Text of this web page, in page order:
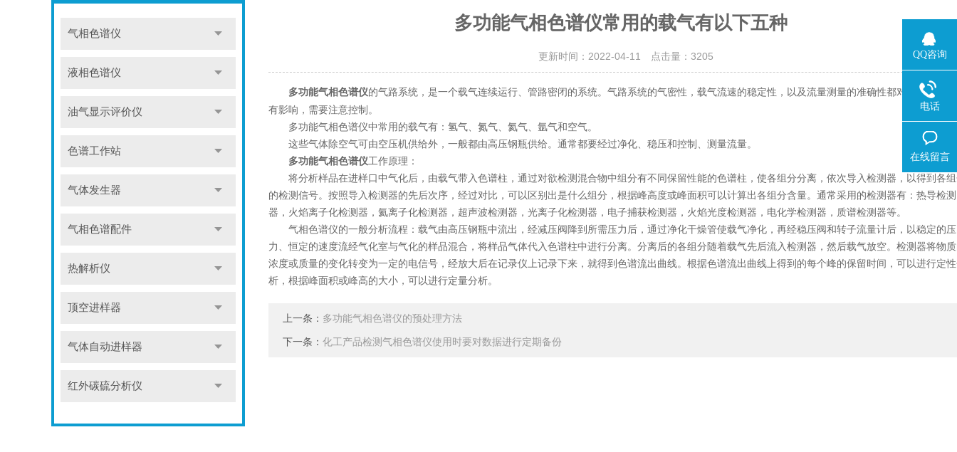
气相色谱仪
液相色谱仪
油气显示评价仪
色谱工作站
气体发生器
气相色谱配件
热解析仪
顶空进样器
气体自动进样器
红外碳硫分析仪
多功能气相色谱仪常用的载气有以下五种
更新时间：2022-04-11 点击量：3205
多功能气相色谱仪的气路系统，是一个载气连续运行、管路密闭的系统。气路系统的气密性，载气流速的稳定性，以及流量测量的准确性都对色谱实验
有影响，需要注意控制。
多功能气相色谱仪中常用的载气有：氢气、氮气、氦气、氩气和空气。
这些气体除空气可由空压机供给外，一般都由高压钢瓶供给。通常都要经过净化、稳压和控制、测量流量。
多功能气相色谱仪工作原理：
将分析样品在进样口中气化后，由载气带入色谱柱，通过对欲检测混合物中组分有不同保留性能的色谱柱，使各组分分离，依次导入检测器，以得到各
的检测信号。按照导入检测器的先后次序，经过对比，可以区别出是什么组分，根据峰高度或峰面积可以计算出各组分含量。通常采用的检测器有：热导检测
器，火焰离子化检测器，氦离子化检测器，超声波检测器，光离子化检测器，电子捕获检测器，火焰光度检测器，电化学检测器，质谱检测器等。
气相色谱仪的一般分析流程：载气由高压钢瓶中流出，经减压阀降到所需压力后，通过净化干燥管使载气净化，再经稳压阀和转子流量计后，以稳定的压
力、恒定的速度流经气化室与气化的样品混合，将样品气体代入色谱柱中进行分离。分离后的各组分随着载气先后流入检测器，然后载气放空。检测器将物
浓度或质量的变化转变为一定的电信号，经放大后在记录仪上记录下来，就得到色谱流出曲线。根据色谱流出曲线上得到的每个峰的保留时间，可以进行定
析，根据峰面积或峰高的大小，可以进行定量分析。
上一条： 多功能气相色谱仪的预处理方法
下一条： 化工产品检测气相色谱仪使用时要对数据进行定期备份
QQ咨询
电话
在线留言